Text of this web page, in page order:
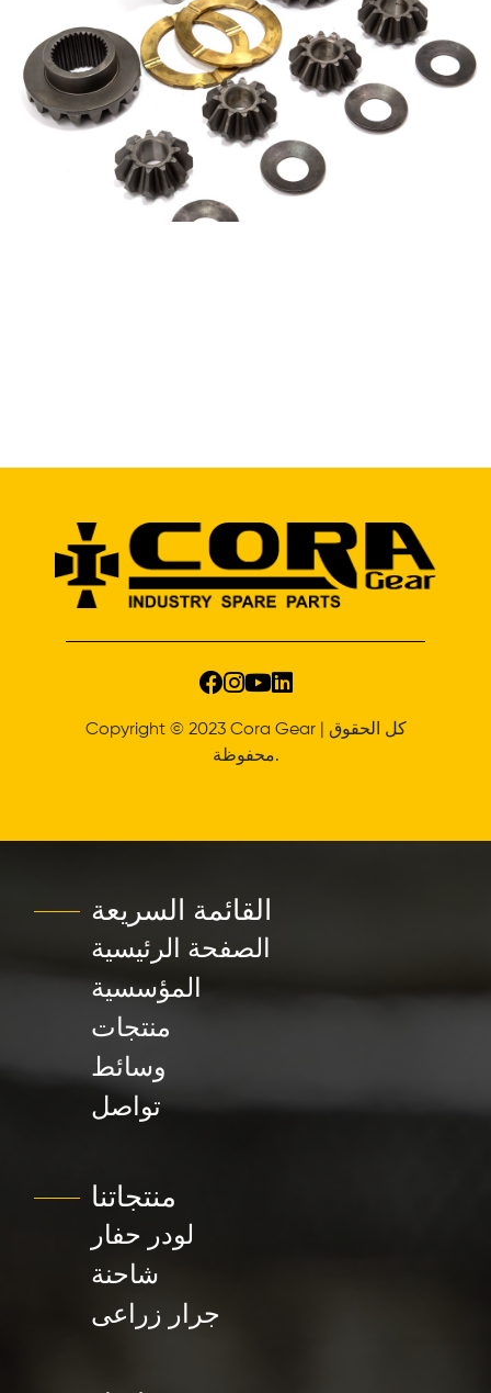
Copyright © 2023 Cora Gear | كل الحقوق
محفوظة.
القائمة السريعة
الصفحة الرئيسية
المؤسسية
منتجات
وسائط
تواصل
منتجاتنا
لودر حفار
شاحنة
جرار زراعى